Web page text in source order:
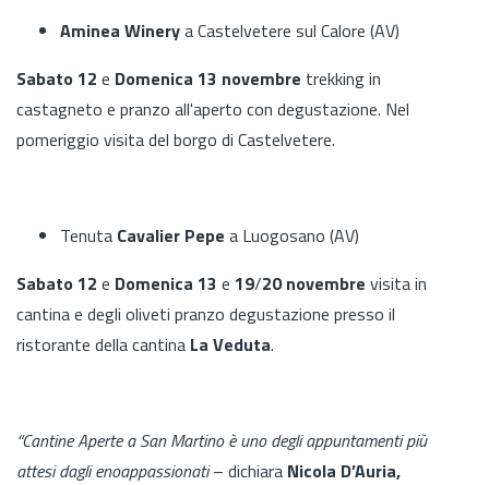
Aminea Winerya Castelvetere sul Calore (AV)
Sabato 12 e Domenica 13 novembre trekking in
castagneto e pranzo all'aperto con degustazione. Nel
pomeriggio visita del borgo di Castelvetere.
Tenuta Cavalier Pepe a Luogosano (AV)
Sabato 12 e Domenica 13 e 19/20 novembre visita in
cantina e degli oliveti pranzo degustazione presso il
ristorante della cantina La Veduta.
“Cantine Aperte a San Martino è uno degli appuntamenti più
attesi dagli enoappassionati– dichiara Nicola D’Auria,